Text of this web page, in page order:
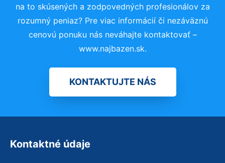
na to skúsených a zodpovedných profesionálov za
rozumný peniaz? Pre viac informácií či nezáväznú
cenovú ponuku nás neváhajte kontaktovať –
www.najbazen.sk.
KONTAKTUJTE NÁS
Kontaktné údaje